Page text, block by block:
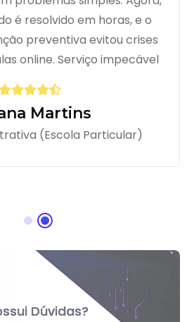
é resolvido em horas, e o
preventiva evitou crises
online. Serviço impecável
Martins
(Escola Particular)
Dúvidas?